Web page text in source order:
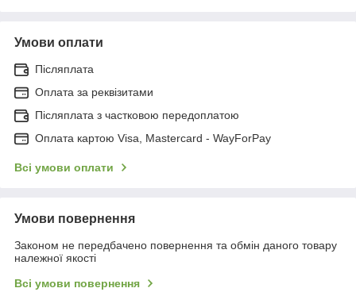
Умови оплати
Післяплата
Оплата за реквізитами
Післяплата з частковою передоплатою
Оплата картою Visa, Mastercard - WayForPay
Всі умови оплати
Умови повернення
Законом не передбачено повернення та обмін даного товару
належної якості
Всі умови повернення